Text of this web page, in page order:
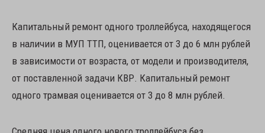
Капитальный ремонт одного троллейбуса, находящегося
в наличии в МУП ТТП, оценивается от 3 до 6 млн рублей
в зависимости от возраста, от модели и производителя,
от поставленной задачи КВР. Капитальный ремонт
одного трамвая оценивается от 3 до 8 млн рублей.